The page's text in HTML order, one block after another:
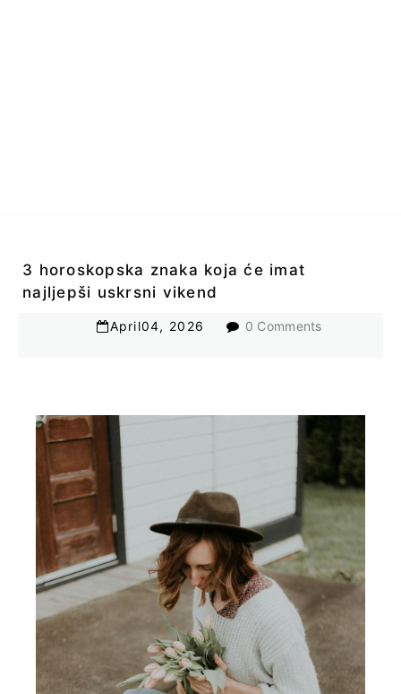
3 horoskopska znaka koja će imat
najljepši uskrsni vikend
April04, 2026 0 Comments